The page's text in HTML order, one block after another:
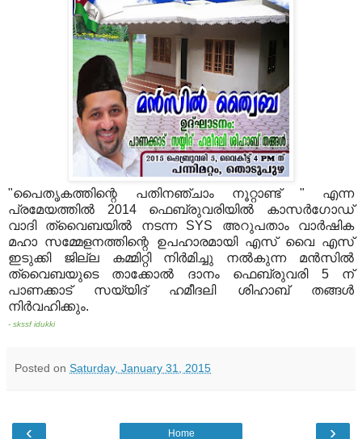
"പൈതൃകത്തിന്റെ പതിനഞ്ചാം നൂറ്റാണ്ട് " എന്ന
പ്രമേയത്തില്‍ 2014 ഫെബ്രുവരിയില്‍ കാസര്‍ഗോഡ്‌
വാദി ത്വൈബയില്‍ നടന്ന SYS അറുപതാം വാര്‍ഷിക
മഹാ സമ്മേളനത്തിന്റെ ഉപഹാരമായി എസ് വൈ എസ്
ഇടുക്കി ജില്ല കമ്മിറ്റി നിര്‍മിച്ചു നല്‍കുന്ന ‪മൻസില്‍‬
‪‎ത്വൈബയുടെ‬ താക്കോല്‍ ദാനം ഫെബ്രുവരി 5 ന്
പാണക്കാട് സയ്യിദ് ഹമീദലി ശിഹാബ് തങ്ങള്‍
നിര്‍വഹിക്കും.
- skssf idukki
Posted on Saturday, January 31, 2015
‹ ›
Home